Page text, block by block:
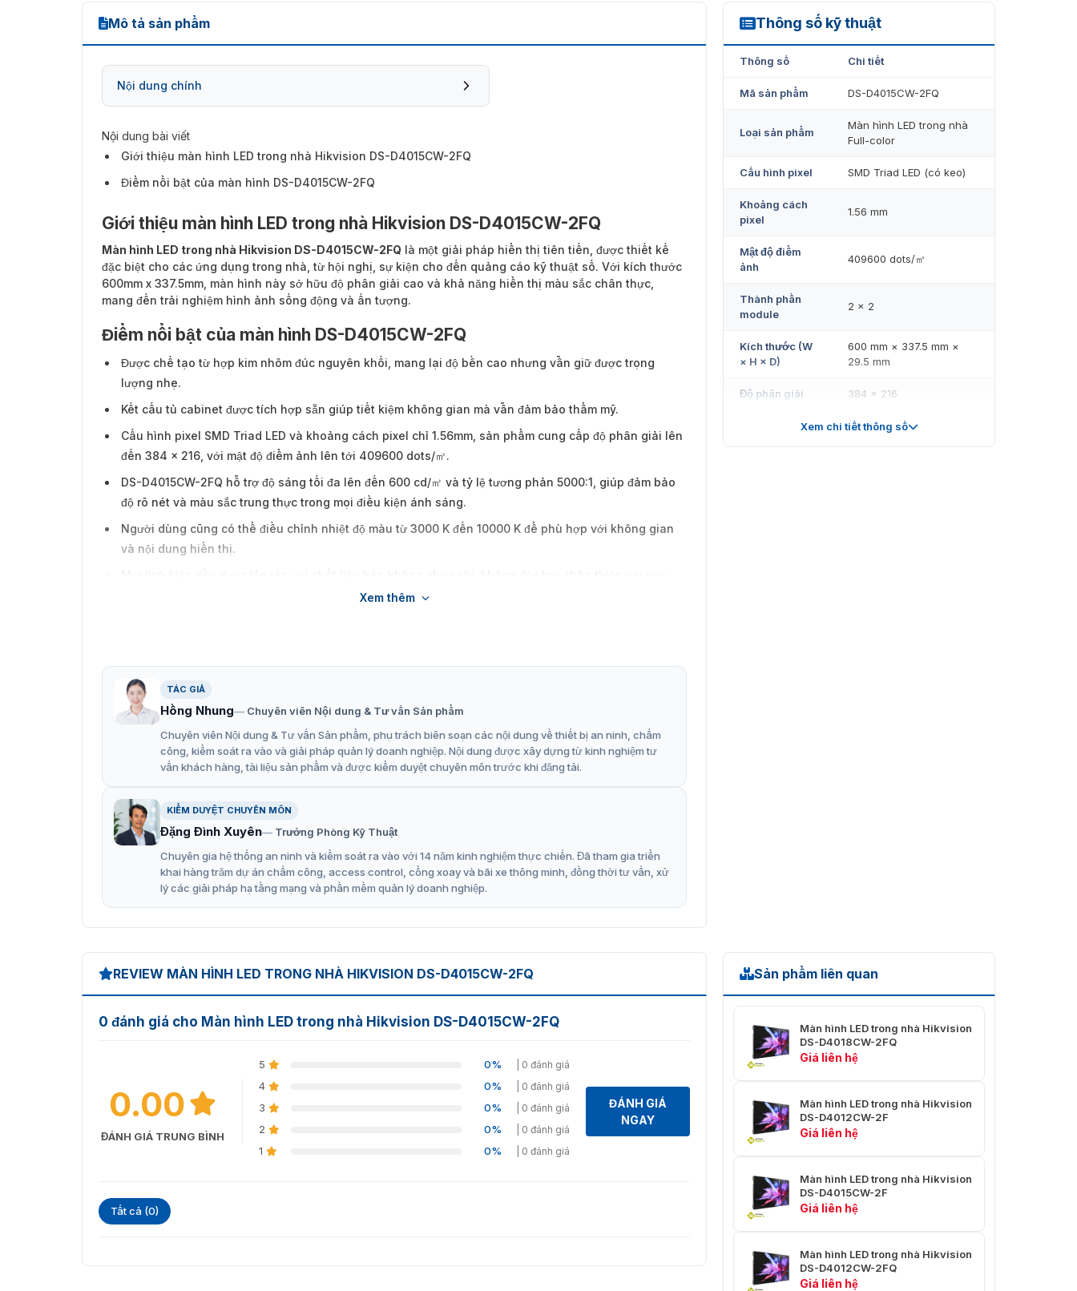
Mô tả sản phẩm
Nội dung chính
Nội dung bài viết
Giới thiệu màn hình LED trong nhà Hikvision DS-D4015CW-2FQ
Điểm nổi bật của màn hình DS-D4015CW-2FQ
Giới thiệu màn hình LED trong nhà Hikvision DS-D4015CW-2FQ
Màn hình LED trong nhà Hikvision DS-D4015CW-2FQ là một giải pháp hiển thị tiên tiến, được thiết kế
đặc biệt cho các ứng dụng trong nhà, từ hội nghị, sự kiện cho đến quảng cáo kỹ thuật số. Với kích thước
600mm x 337.5mm, màn hình này sở hữu độ phân giải cao và khả năng hiển thị màu sắc chân thực,
mang đến trải nghiệm hình ảnh sống động và ấn tượng.
Điểm nổi bật của màn hình DS-D4015CW-2FQ
Được chế tạo từ hợp kim nhôm đúc nguyên khối, mang lại độ bền cao nhưng vẫn giữ được trọng
lượng nhẹ.
Kết cấu tủ cabinet được tích hợp sẵn giúp tiết kiệm không gian mà vẫn đảm bảo thẩm mỹ.
Cấu hình pixel SMD Triad LED và khoảng cách pixel chỉ 1.56mm, sản phẩm cung cấp độ phân giải lên
đến 384 x 216, với mật độ điểm ảnh lên tới 409600 dots/㎡.
DS-D4015CW-2FQ hỗ trợ độ sáng tối đa lên đến 600 cd/㎡ và tỷ lệ tương phản 5000:1, giúp đảm bảo
độ rõ nét và màu sắc trung thực trong mọi điều kiện ánh sáng.
Người dùng cũng có thể điều chỉnh nhiệt độ màu từ 3000 K đến 10000 K để phù hợp với không gian
và nội dung hiển thị.
Thiết kế đặc biệt với lớp bề mặt HOB Craft Surface giúp màn hình chống nước, chống ẩm, chống ăn
mòn, và chống tĩnh điện. Hệ thống tự động loại bỏ độ ẩm cũng bảo vệ bảng đèn khỏi hư hỏng trong
môi trường ẩm ướt hoặc khi không sử dụng trong thời gian dài.
Tất cả các linh kiện có thể bảo trì từ phía trước, giúp việc thay thế dễ dàng và nhanh chóng.
Người dùng có thể điều chỉnh các thông số màn hình thông qua remote, tablet hoặc các nền tảng
Xem thêm
TÁC GIẢ
Hồng Nhung
Chuyên viên Nội dung & Tư vấn Sản phẩm
Chuyên viên Nội dung & Tư vấn Sản phẩm, phụ trách biên soạn các nội dung về thiết bị an ninh, chấm
công, kiểm soát ra vào và giải pháp quản lý doanh nghiệp. Nội dung được xây dựng từ kinh nghiệm tư
vấn khách hàng, tài liệu sản phẩm và được kiểm duyệt chuyên môn trước khi đăng tải.
KIỂM DUYỆT CHUYÊN MÔN
Đặng Đình Xuyên
Trưởng Phòng Kỹ Thuật
Chuyên gia hệ thống an ninh và kiểm soát ra vào với 14 năm kinh nghiệm thực chiến. Đã tham gia triển
khai hàng trăm dự án chấm công, access control, cổng xoay và bãi xe thông minh, đồng thời tư vấn, xử
lý các giải pháp hạ tầng mạng và phần mềm quản lý doanh nghiệp.
Thông số kỹ thuật
DS-D4015CW-2FQ
Thông số Chi tiết
Mã sản phẩm DS-D4015CW-2FQ
Loại sản phẩm
Màn hình LED trong nhà
Full-color
Cấu hình pixel SMD Triad LED (có keo)
Khoảng cách
pixel
1.56 mm
Mật độ điểm
ảnh
409600 dots/㎡
Thành phần
module
2 × 2
Kích thước (W
× H × D)
600 mm × 337.5 mm ×
29.5 mm
Độ phân giải 384 × 216
0.2025 ㎡
Số lượng quét
Tần số khung
Tần số làm
tươi
3840 Hz
Công suất tối
đa
≤ 390 W/㎡
trung bình
≤ 130 W/㎡
Điện áp đầu
Nhiệt độ làm
việc
-10 ℃ đến 40 ℃ (14 ℉
đến 104 ℉)
Xem chi tiết thông số
REVIEW MÀN HÌNH LED TRONG NHÀ HIKVISION DS-D4015CW-2FQ
0 đánh giá cho Màn hình LED trong nhà Hikvision DS-D4015CW-2FQ
0.00
ĐÁNH GIÁ TRUNG BÌNH
5 0% | 0 đánh giá
4 0% | 0 đánh giá
3 0% | 0 đánh giá
2 0% | 0 đánh giá
1 0% | 0 đánh giá
ĐÁNH GIÁ
NGAY
Tất cả (0)
Sản phẩm liên quan
Màn hình LED trong nhà Hikvision
DS-D4018CW-2FQ
Giá liên hệ
Màn hình LED trong nhà Hikvision
DS-D4012CW-2F
Giá liên hệ
Màn hình LED trong nhà Hikvision
DS-D4015CW-2F
Giá liên hệ
Màn hình LED trong nhà Hikvision
DS-D4012CW-2FQ
Giá liên hệ